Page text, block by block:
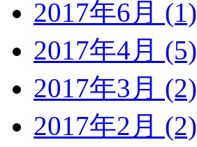
2017年6月 (1)
2017年4月 (5)
2017年3月 (2)
2017年2月 (2)